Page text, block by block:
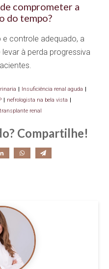
comprometer a
do tempo?
controle adequado, a
à perda progressiva
| Insuficiência renal aguda |
nefrologista na bela vista
transplante renal
Compartilhe!